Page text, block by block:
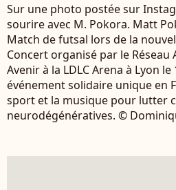
Sur une photo postée sur
sourire avec M. Pokora. Matt
Match de futsal lors de la
Concert organisé par le
Avenir à la LDLC Arena à Lyon
événement solidaire unique en
sport et la musique pour lutter
neurodégénératives. ©